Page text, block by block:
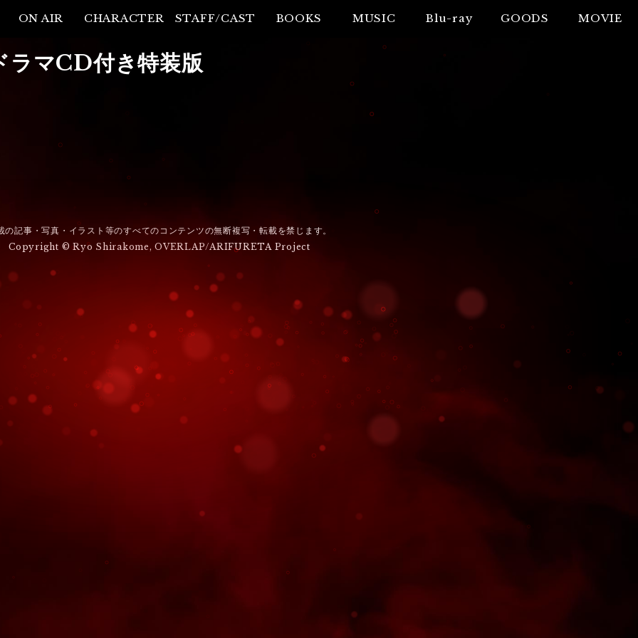
ON AIR CHARACTER STAFF/CAST BOOKS MUSIC Blu-ray GOODS MOVIE
マCD付き特装版
の記事・写真・イラスト等のすべてのコンテンツの無断複写・転載を禁じます。
Copyright © Ryo Shirakome, OVERLAP/ARIFURETA Project